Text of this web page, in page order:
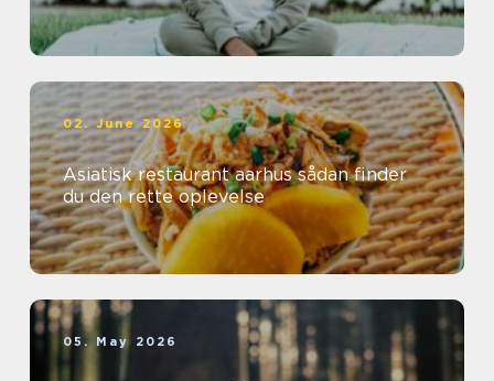
02. June 2026
Asiatisk restaurant aarhus sådan finder
du den rette oplevelse
05. May 2026